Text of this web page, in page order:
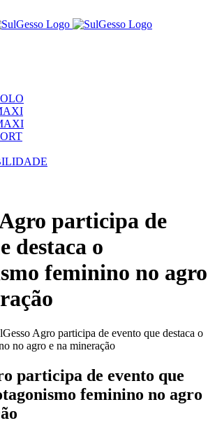
participa de
destaca o
feminino no agro
Agro participa de evento que destaca o
no agro e na mineração
participa de evento que
feminino no agro